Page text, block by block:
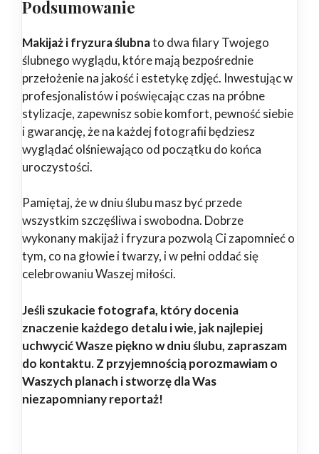
Podsumowanie
Makijaż i fryzura ślubnato dwa filary Twojego
ślubnego wyglądu, które mają bezpośrednie
przełożenie na jakość i estetykę zdjęć. Inwestując w
profesjonalistów i poświęcając czas na próbne
stylizacje, zapewnisz sobie komfort, pewność siebie
i gwarancję, że na każdej fotografii będziesz
wyglądać olśniewająco od początku do końca
uroczystości.
Pamiętaj, że w dniu ślubu masz być przede
wszystkim szczęśliwa i swobodna. Dobrze
wykonany makijaż i fryzura pozwolą Ci zapomnieć o
tym, co na głowie i twarzy, i w pełni oddać się
celebrowaniu Waszej miłości.
Jeśli szukacie fotografa, który docenia
znaczenie każdego detalu i wie, jak najlepiej
uchwycić Wasze piękno w dniu ślubu, zapraszam
do kontaktu. Z przyjemnością porozmawiam o
Waszych planach i stworzę dla Was
niezapomniany reportaż!